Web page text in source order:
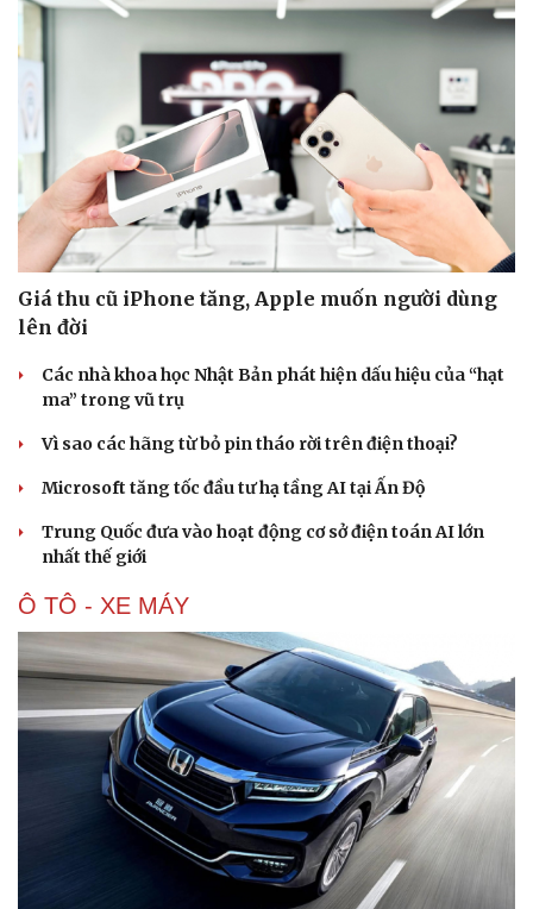
Giá thu cũ iPhone tăng, Apple muốn người dùng
lên đời
Các nhà khoa học Nhật Bản phát hiện dấu hiệu của “hạt
ma” trong vũ trụ
Vì sao các hãng từ bỏ pin tháo rời trên điện thoại?
Microsoft tăng tốc đầu tư hạ tầng AI tại Ấn Độ
Trung Quốc đưa vào hoạt động cơ sở điện toán AI lớn
nhất thế giới
Ô TÔ - XE MÁY